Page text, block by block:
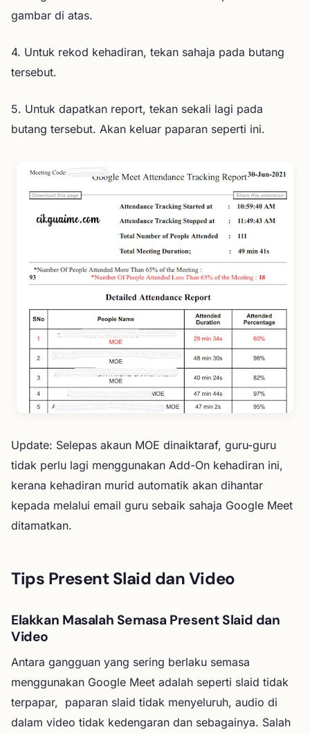
gambar di atas.
4. Untuk rekod kehadiran, tekan sahaja pada butang
tersebut.
5. Untuk dapatkan report, tekan sekali lagi pada
butang tersebut. Akan keluar paparan seperti ini.
Update: Selepas akaun MOE dinaiktaraf, guru-guru
tidak perlu lagi menggunakan Add-On kehadiran ini,
kerana kehadiran murid automatik akan dihantar
kepada melalui email guru sebaik sahaja Google Meet
ditamatkan.
Tips Present Slaid dan Video
Elakkan Masalah Semasa Present Slaid dan
Video
Antara gangguan yang sering berlaku semasa
menggunakan Google Meet adalah seperti slaid tidak
terpapar, paparan slaid tidak menyeluruh, audio di
dalam video tidak kedengaran dan sebagainya. Salah